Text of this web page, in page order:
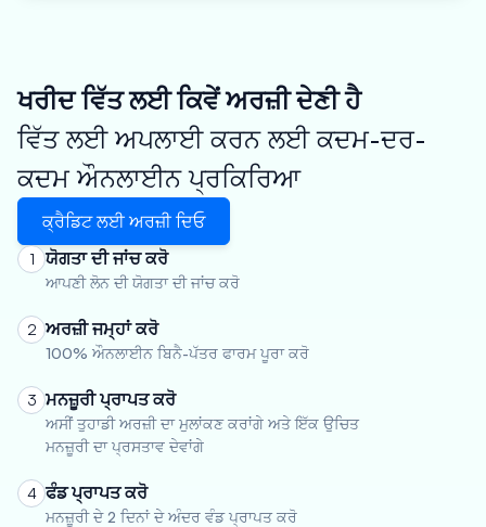
ਖਰੀਦ ਵਿੱਤ ਲਈ ਕਿਵੇਂ ਅਰਜ਼ੀ ਦੇਣੀ ਹੈ
ਵਿੱਤ ਲਈ ਅਪਲਾਈ ਕਰਨ ਲਈ ਕਦਮ-ਦਰ-
ਕਦਮ ਔਨਲਾਈਨ ਪ੍ਰਕਿਰਿਆ
ਕ੍ਰੈਡਿਟ ਲਈ ਅਰਜ਼ੀ ਦਿਓ
1 ਯੋਗਤਾ ਦੀ ਜਾਂਚ ਕਰੋ
ਆਪਣੀ ਲੋਨ ਦੀ ਯੋਗਤਾ ਦੀ ਜਾਂਚ ਕਰੋ
2 ਅਰਜ਼ੀ ਜਮ੍ਹਾਂ ਕਰੋ
100% ਔਨਲਾਈਨ ਬਿਨੈ-ਪੱਤਰ ਫਾਰਮ ਪੂਰਾ ਕਰੋ
3 ਮਨਜ਼ੂਰੀ ਪ੍ਰਾਪਤ ਕਰੋ
ਅਸੀਂ ਤੁਹਾਡੀ ਅਰਜ਼ੀ ਦਾ ਮੁਲਾਂਕਣ ਕਰਾਂਗੇ ਅਤੇ ਇੱਕ ਉਚਿਤ
ਮਨਜ਼ੂਰੀ ਦਾ ਪ੍ਰਸਤਾਵ ਦੇਵਾਂਗੇ
4 ਫੰਡ ਪ੍ਰਾਪਤ ਕਰੋ
ਮਨਜ਼ੂਰੀ ਦੇ 2 ਦਿਨਾਂ ਦੇ ਅੰਦਰ ਵੰਡ ਪ੍ਰਾਪਤ ਕਰੋ